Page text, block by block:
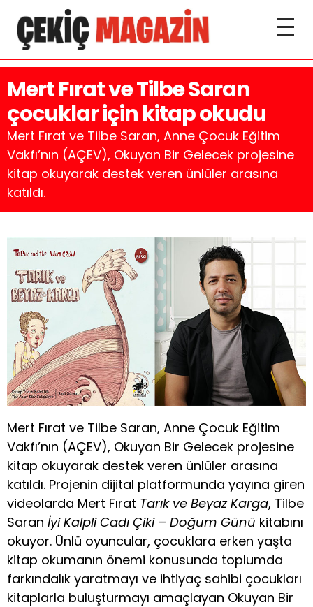
Mert Fırat ve Tilbe Saran
çocuklar için kitap okudu
Mert Fırat ve Tilbe Saran, Anne Çocuk Eğitim
Vakfı’nın (AÇEV), Okuyan Bir Gelecek projesine
kitap okuyarak destek veren ünlüler arasına
katıldı.
Mert Fırat ve Tilbe Saran, Anne Çocuk Eğitim
Vakfı’nın (AÇEV), Okuyan Bir Gelecek projesine
kitap okuyarak destek veren ünlüler arasına
katıldı. Projenin dijital platformunda yayına giren
videolarda Mert Fırat Tarık ve Beyaz Karga, Tilbe
Saran İyi Kalpli Cadı Çiki – Doğum Günü kitabını
okuyor. Ünlü oyuncular, çocuklara erken yaşta
kitap okumanın önemi konusunda toplumda
farkındalık yaratmayı ve ihtiyaç sahibi çocukları
kitaplarla buluşturmayı amaçlayan Okuyan Bir